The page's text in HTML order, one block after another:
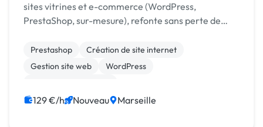
sites vitrines et e-commerce (WordPress,
PrestaShop, sur-mesure), refonte sans perte de
interlocuteur u
Prestashop
Création de site internet
Gestion site web
WordPress
129 €/h Nouveau Marseille